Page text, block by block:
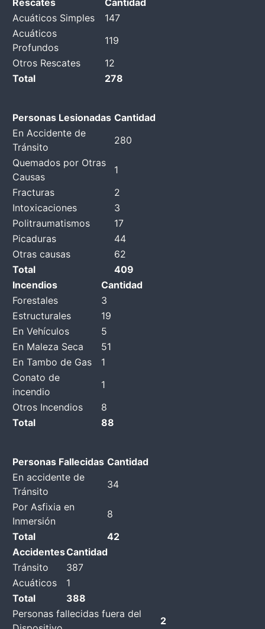
Rescates
Cantidad
Acuáticos Simples
147
Acuáticos
Profundos
119
Otros Rescates
12
Total
278
Personas Lesionadas Cantidad
En Accidente de
Tránsito
280
Quemados por Otras
Causas
1
Fracturas
2
Intoxicaciones
3
Politraumatismos
17
Picaduras
44
Otras causas
62
Total
409
Incendios
Cantidad
Forestales
3
Estructurales
19
En Vehículos
5
En Maleza Seca
51
En Tambo de Gas
1
Conato de
incendio
1
Otros Incendios
8
Total
88
Personas Fallecidas Cantidad
En accidente de
Tránsito
34
Por Asfixia en
Inmersión
8
Total
42
AccidentesCantidad
Tránsito
387
Acuáticos
1
Total
388
Personas fallecidas fuera del
2